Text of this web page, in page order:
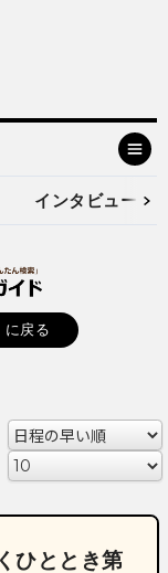
インタビュー
に戻る
ひととき第